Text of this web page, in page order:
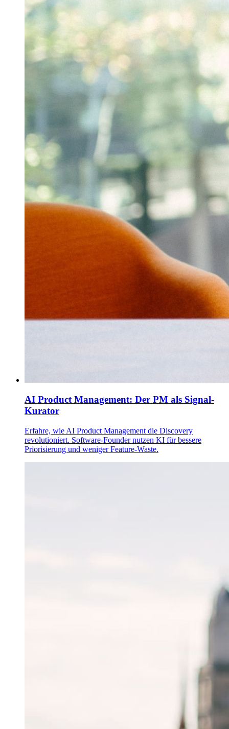
AI Product Management: Der PM als Signal-
Kurator
Erfahre, wie AI Product Management die Discovery
revolutioniert. Software-Founder nutzen KI für bessere
Priorisierung und weniger Feature-Waste.